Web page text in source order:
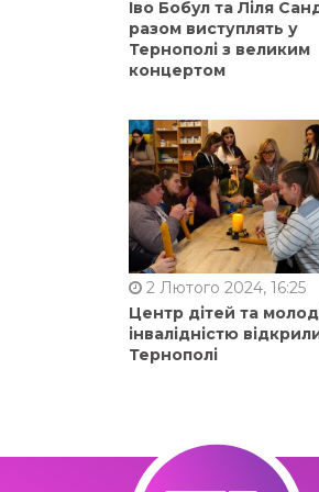
Іво Бобул та Ліля
разом виступлять у
Тернополі з великим
концертом
2 Лютого 2024, 16:25
Центр дітей та
інвалідністю
Тернополі